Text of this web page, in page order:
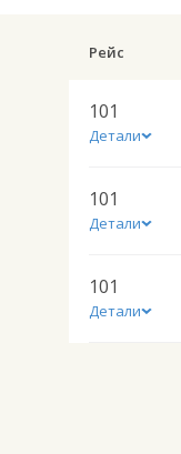
Рейс
101
Детали
101
Детали
101
Детали